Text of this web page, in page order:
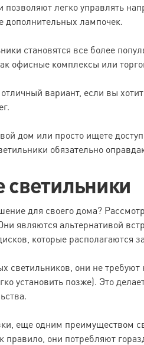
легко управлять
дополнительных лампочек.
становятся все более
офисные комплексы или
вариант, если вы
дом или просто ищете
обязательно
для своего дома?
являются альтернативой
которые располагаются
светильников, они не
установить позже). Это
еще одним преимуществом
правило, они потребляют